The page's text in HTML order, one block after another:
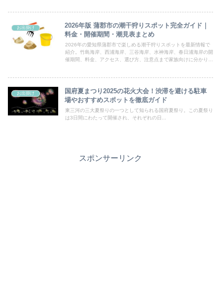
お出掛け
2026年版 蒲郡市の潮干狩りスポット完全ガイド｜
料金・開催期間・潮見表まとめ
2026年の愛知県蒲郡市で楽しめる潮干狩りスポットを最新情報で
紹介。竹島海岸、西浦海岸、三谷海岸、水神海岸、春日浦海岸の開
催期間、料金、アクセス、選び方、注意点まで家族向けに分かりや
お出掛け
国府夏まつり2025の花火大会！渋滞を避ける駐車
場やおすすめスポットを徹底ガイド
東三河の三大夏祭りの一つとして知られる国府夏祭り。この夏祭り
は3日間にわたって開催され、それぞれの日...
スポンサーリンク